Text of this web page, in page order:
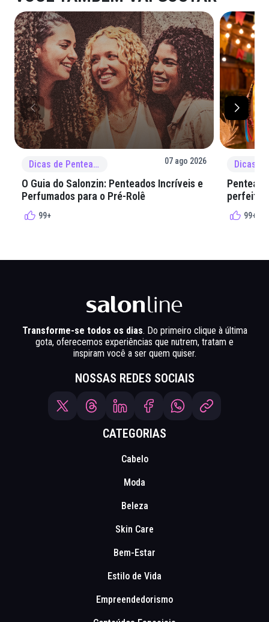
Dicas de Penteado 07 ago 2026
O Guia do Salonzin: Penteados Incríveis e
Perfumados para o Pré-Rolê
99+
perfeita
99+
Transforme-se todos os dias. Do primeiro clique à última
gota, oferecemos experiências que nutrem, tratam e
inspiram você a ser quem quiser.
NOSSAS REDES SOCIAIS
CATEGORIAS
Cabelo
Moda
Beleza
Skin Care
Bem-Estar
Estilo de Vida
Empreendedorismo